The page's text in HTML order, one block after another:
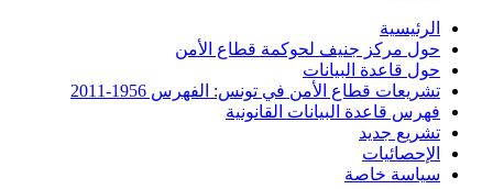
الرئيسية
حول مركز جنيف لحوكمة قطاع الأمن
حول قاعدة البيانات
تشريعات قطاع الأمن في تونس: الفهرس 1956-2011
فهرس قاعدة البيانات القانونية
تشريع جديد
الإحصائيات
سياسة خاصة